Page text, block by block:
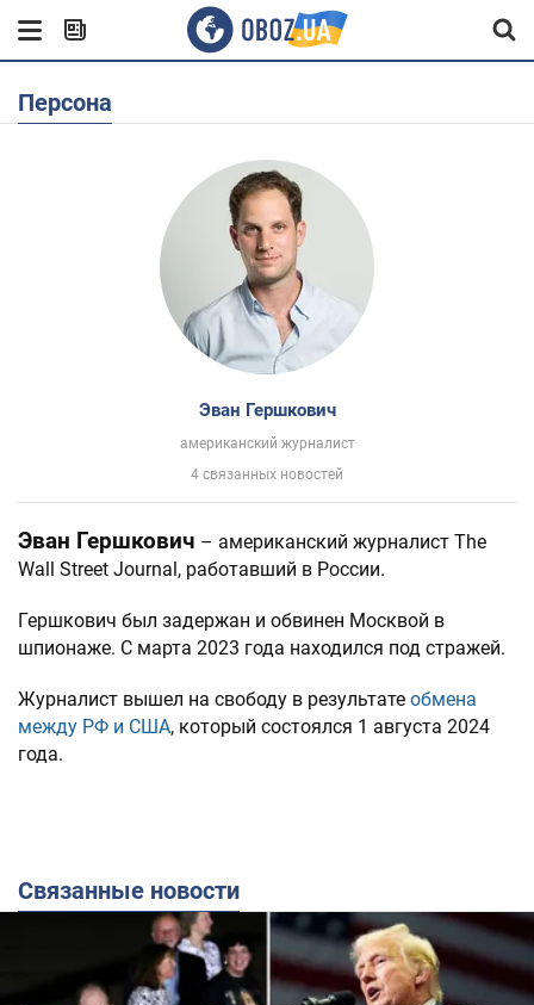
Персона
Эван Гершкович
американский журналист
4 связанных новостей
Эван Гершкович – американский журналист The
Wall Street Journal, работавший в России.
Гершкович был задержан и обвинен Москвой в
шпионаже. С марта 2023 года находился под стражей.
Журналист вышел на свободу в результате обмена
между РФ и США, который состоялся 1 августа 2024
года.
Связанные новости